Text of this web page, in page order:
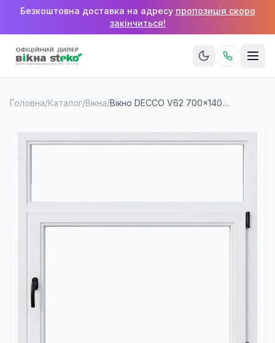
Безкоштовна доставка на адресу пропозиція скоро
закінчиться!
Головна/Каталог/Вікна/ Вікно DECCO V62 700×1400 мм (1 стулка + верхня фрамуга)